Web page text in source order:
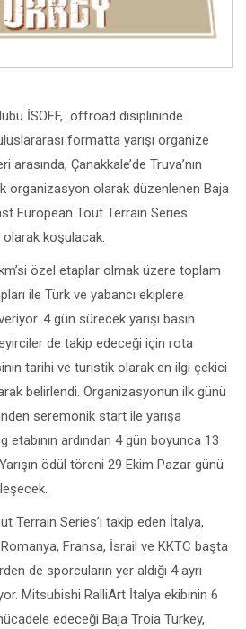
İSOFF, offroad disiplininde
formatta yarışı organize
Çanakkale’de Truva’nın
organizasyon olarak düzenlenen Baja
European Tout Terrain Series
olarak koşulacak.
özel etaplar olmak üzere toplam
ile Türk ve yabancı ekiplere
4 gün sürecek yarışı basın
de takip edeceği için rota
tarihi ve turistik olarak en ilgi çekici
belirlendi. Organizasyonun ilk günü
seremonik start ile yarışa
etabının ardından 4 gün boyunca 13
ödül töreni 29 Ekim Pazar günü
Terrain Series’i takip eden İtalya,
Fransa, İsrail ve KKTC başta
de sporcuların yer aldığı 4 ayrı
Mitsubishi RalliArt İtalya ekibinin 6
edeceği Baja Troia Turkey,